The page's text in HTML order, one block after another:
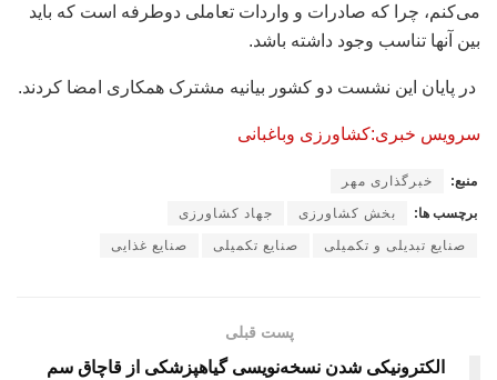
می‌کنم، چرا که صادرات و واردات تعاملی دوطرفه است که باید
بین آنها تناسب وجود داشته باشد.
در پایان این نشست دو کشور بیانیه مشترک همکاری امضا کردند.
سرویس خبری:کشاورزی وباغبانی
منبع: خبرگذاری مهر
برچسب ها: بخش کشاورزی جهاد کشاورزی
صنایع تبدیلی و تکمیلی صنایع تکمیلی صنایع غذایی
پست قبلی
الکترونیکی شدن نسخه‌نویسی گیاهپزشکی از قاچاق سم